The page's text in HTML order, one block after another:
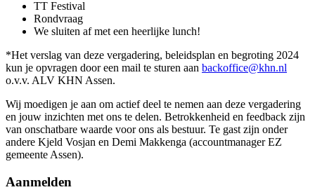
TT Festival
Rondvraag
We sluiten af met een heerlijke lunch!
*Het verslag van deze vergadering, beleidsplan en begroting 2024
kun je opvragen door een mail te sturen aan backoffice@khn.nl
o.v.v. ALV KHN Assen.
Wij moedigen je aan om actief deel te nemen aan deze vergadering
en jouw inzichten met ons te delen. Betrokkenheid en feedback zijn
van onschatbare waarde voor ons als bestuur. Te gast zijn onder
andere Kjeld Vosjan en Demi Makkenga (accountmanager EZ
gemeente Assen).
Aanmelden